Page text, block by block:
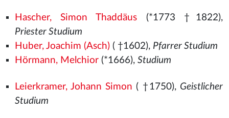
Hascher, Simon Thaddäus (*1773 †1822),
Priester Studium
Huber, Joachim (Asch)( †1602), Pfarrer Studium
Hörmann, Melchior(*1666), Studium
Leierkramer, Johann Simon ( †1750), Geistlicher
Studium